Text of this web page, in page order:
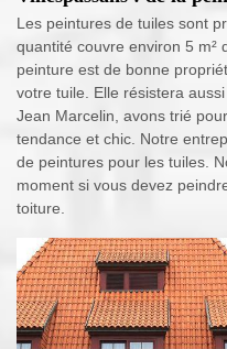
Les peintures de tuiles sont
quantité couvre environ 5 m²
peinture est de bonne
votre tuile. Elle résistera
Jean Marcelin, avons trié
tendance et chic. Notre
de peintures pour les tuiles.
moment si vous devez
toiture.